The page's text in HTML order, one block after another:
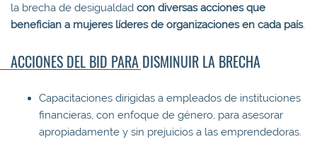
la brecha de desigualdad con diversas acciones que
benefician a mujeres líderes de organizaciones en cada país.
ACCIONES DEL BID PARA DISMINUIR LA BRECHA
Capacitaciones dirigidas a empleados de instituciones
financieras, con enfoque de género, para asesorar
apropiadamente y sin prejuicios a las emprendedoras.